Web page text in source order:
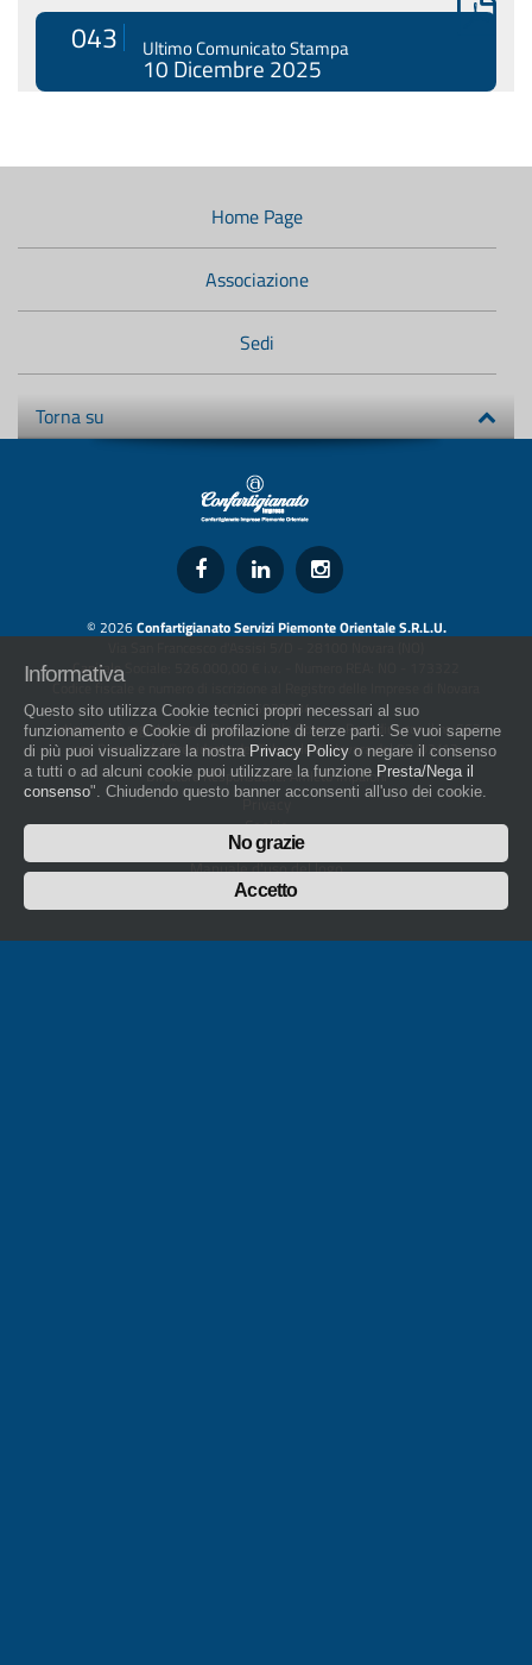
043 Ultimo Comunicato Stampa
10 Dicembre 2025
Menù
Home Page
Associazione
Sedi
Torna su
© 2026Confartigianato Servizi Piemonte Orientale S.R.L.U.
Capitale Sociale: 526.000,00 € i.v. - Numero REA: NO - 173322
Codice fiscale e numero di iscrizione al Registro delle Imprese di Novara
01436930034
artigiani.it è registrato nel Registro della Stampa Periodica con il nr. 562
con Decreto del Presidente del Tribunale di Novara del 07/03/13
Direttore Responsabile: Amleto Impaloni
Privacy
Cookie
Whistleblowing
Manuale d'uso del logo
Policy sulla Parità di genere
Informativa
Questo sito utilizza Cookie tecnici propri necessari al suo
funzionamento e Cookie di profilazione di terze parti. Se vuoi saperne
di più puoi visualizzare la nostra Privacy Policy o negare il consenso
a tutti o ad alcuni cookie puoi utilizzare la funzione Presta/Nega il
consenso". Chiudendo questo banner acconsenti all'uso dei cookie.
No grazie
Accetto